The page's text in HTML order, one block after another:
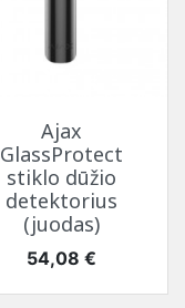
Ajax
GlassProtect
stiklo dūžio
detektorius
(juodas)
Kaina
54,08 €